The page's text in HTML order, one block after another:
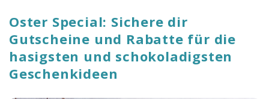
r
d
o
Oster Special: Sichere dir
Gutscheine und Rabatte für die
hasigsten und schokoladigsten
Geschenkideen